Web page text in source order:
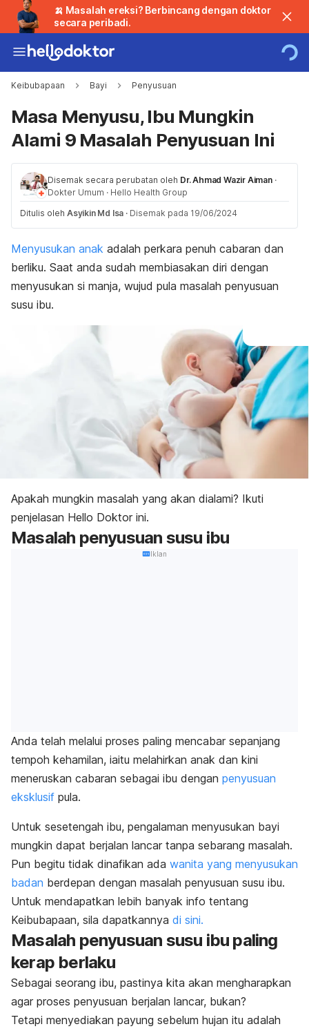
🍌 Masalah ereksi? Berbincang dengan doktor
secara peribadi.
Keibubapaan Bayi Penyusuan
Masa Menyusu, Ibu Mungkin
Alami 9 Masalah Penyusuan Ini
Disemak secara perubatan oleh Dr. Ahmad Wazir Aiman ·
Dokter Umum · Hello Health Group
Ditulis oleh Asyikin Md Isa · Disemak pada 19/06/2024
Menyusukan anak adalah perkara penuh cabaran dan
berliku. Saat anda sudah membiasakan diri dengan
menyusukan si manja, wujud pula masalah penyusuan
susu ibu.
Apakah mungkin masalah yang akan dialami? Ikuti
penjelasan Hello Doktor ini.
Masalah penyusuan susu ibu
Iklan
Anda telah melalui proses paling mencabar sepanjang
tempoh kehamilan, iaitu melahirkan anak dan kini
meneruskan cabaran sebagai ibu dengan penyusuan
eksklusif pula.
Untuk sesetengah ibu, pengalaman menyusukan bayi
mungkin dapat berjalan lancar tanpa sebarang masalah.
Pun begitu tidak dinafikan ada wanita yang menyusukan
badan berdepan dengan masalah penyusuan susu ibu.
Untuk mendapatkan lebih banyak info tentang
Keibubapaan, sila dapatkannya di sini.
Masalah penyusuan susu ibu paling
kerap berlaku
Sebagai seorang ibu, pastinya kita akan mengharapkan
agar proses penyusuan berjalan lancar, bukan?
Tetapi menyediakan payung sebelum hujan itu adalah